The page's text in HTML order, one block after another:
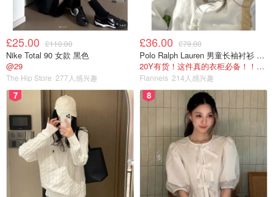
£25.00 £110.00
Nike Total 90 女款 黑色
@29
The Hip Store 277人感兴趣
£36.00 £79.00
Polo Ralph Lauren 男童长袖衬衫 Oxford
20Y有货！这件真的衣柜必备！！@蜜子不爱吃
Flannels 214人感兴趣
7 8